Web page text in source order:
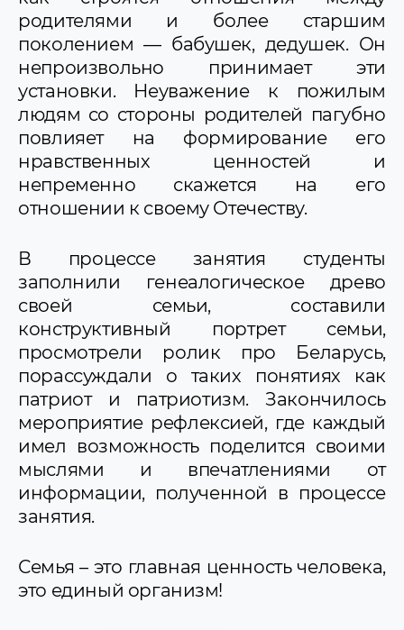
родителями и более старшим
поколением — бабушек, дедушек. Он
непроизвольно принимает эти
установки. Неуважение к пожилым
людям со стороны родителей пагубно
повлияет на формирование его
нравственных ценностей и
непременно скажется на его
отношении к своему Отечеству.
В процессе занятия студенты
заполнили генеалогическое древо
своей семьи, составили
конструктивный портрет семьи,
просмотрели ролик про Беларусь,
порассуждали о таких понятиях как
патриот и патриотизм. Закончилось
мероприятие рефлексией, где каждый
имел возможность поделится своими
мыслями и впечатлениями от
информации, полученной в процессе
занятия.
Семья – это главная ценность человека,
это единый организм!